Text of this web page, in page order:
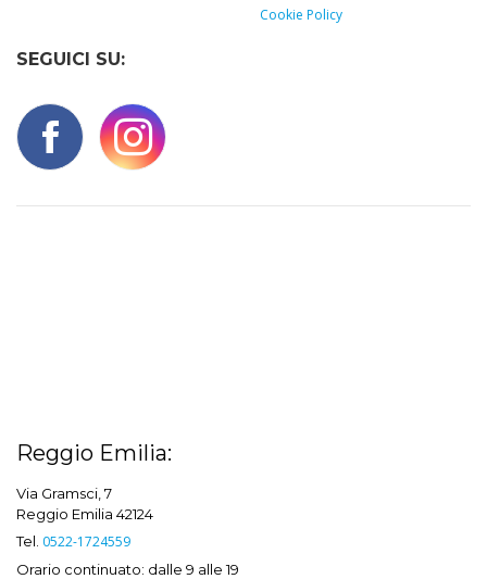
Cookie Policy
SEGUICI SU:
Reggio Emilia:
Via Gramsci, 7
Reggio Emilia 42124
Tel. 0522-1724559
Orario continuato: dalle 9 alle 19